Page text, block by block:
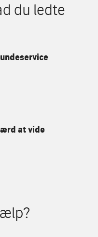
du ledte
at vide